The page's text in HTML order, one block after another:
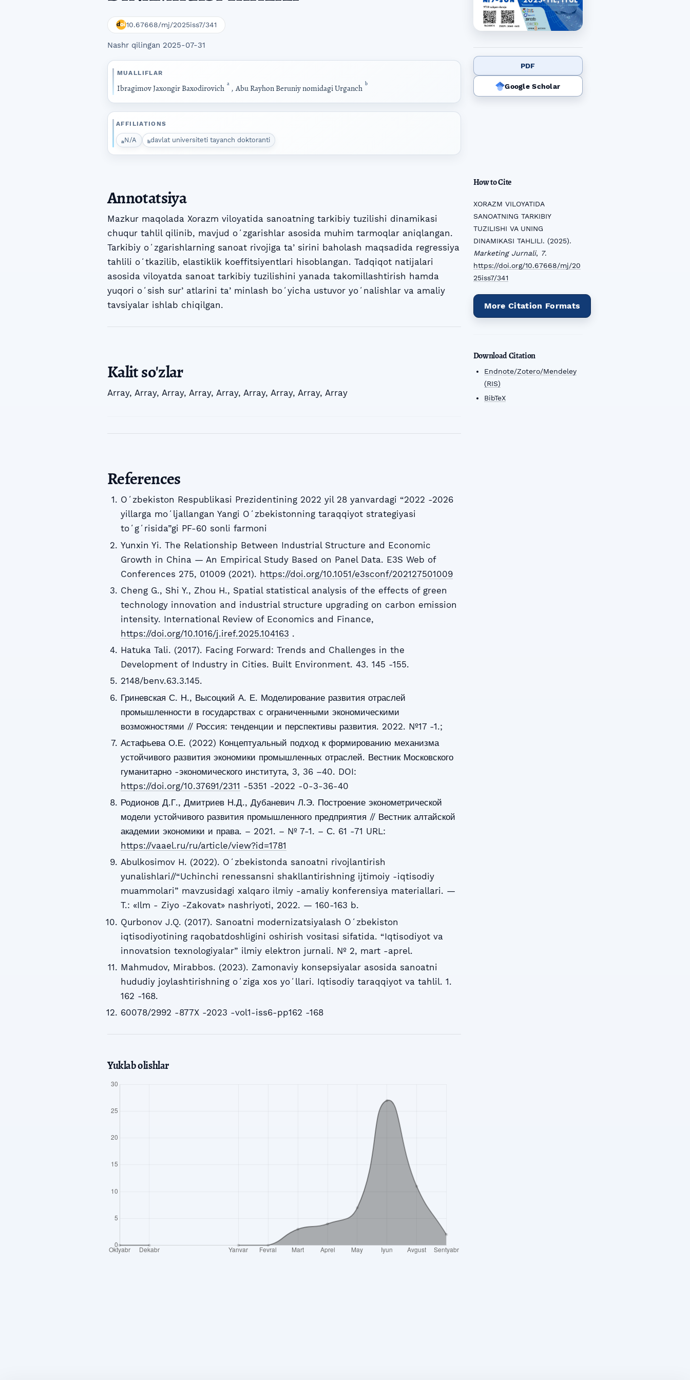
10.67668/mj/2025iss7/341
Nashr qilingan 2025-07-31
MUALLIFLAR
Ibragimov Jaxongir Baxodirovich a , Abu Rayhon Beruniy nomidagi Urganch b
AFFILIATIONS
aN/A bdavlat universiteti tayanch doktoranti
PDF
Google Scholar
How to Cite
XORAZM VILOYATIDA
SANOATNING TARKIBIY
TUZILISHI VA UNING
DINAMIKASI TAHLILI. (2025).
Marketing Jurnali, 7.
https://doi.org/10.67668/mj/20
25iss7/341
More Citation Formats
Download Citation
Endnote/Zotero/Mendeley
(RIS)
BibTeX
Annotatsiya
Mazkur maqolada Xorazm viloyatida sanoatning tarkibiy tuzilishi dinamikasi
chuqur tahlil qilinib, mavjud oʻzgarishlar asosida muhim tarmoqlar aniqlangan.
Tarkibiy oʻzgarishlarning sanoat rivojiga taʼsirini baholash maqsadida regressiya
tahlili oʻtkazilib, elastiklik koeffitsiyentlari hisoblangan. Tadqiqot natijalari
asosida viloyatda sanoat tarkibiy tuzilishini yanada takomillashtirish hamda
yuqori oʻsish surʼatlarini taʼminlash boʻyicha ustuvor yoʻnalishlar va amaliy
tavsiyalar ishlab chiqilgan.
Kalit so'zlar
Array, Array, Array, Array, Array, Array, Array, Array, Array
References
Oʻzbekiston Respublikasi Prezidentining 2022 yil 28 yanvardagi “2022 -2026
yillarga moʻljallangan Yangi Oʻzbekistonning taraqqiyot strategiyasi
toʻgʻrisida”gi PF-60 sonli farmoni
Yunxin Yi. The Relationship Between Industrial Structure and Economic
Growth in China — An Empirical Study Based on Panel Data. E3S Web of
Conferences 275, 01009 (2021). https://doi.org/10.1051/e3sconf/202127501009
Cheng G., Shi Y., Zhou H., Spatial statistical analysis of the effects of green
technology innovation and industrial structure upgrading on carbon emission
intensity. International Review of Economics and Finance,
https://doi.org/10.1016/j.iref.2025.104163 .
Hatuka Tali. (2017). Facing Forward: Trends and Challenges in the
Development of Industry in Cities. Built Environment. 43. 145 -155.
2148/benv.63.3.145.
Гриневская С. Н., Высоцкий А. Е. Моделирование развития отраслей
промышленности в государствах с ограниченными экономическими
возможностями // Россия: тенденции и перспективы развития. 2022. №17 -1.;
Астафьева О.Е. (2022) Концептуальный подход к формированию механизма
устойчивого развития экономики промышленных отраслей. Вестник Московского
гуманитарно -экономического института, 3, 36 –40. DOI:
https://doi.org/10.37691/2311 -5351 -2022 -0-3-36-40
Родионов Д.Г., Дмитриев Н.Д., Дубаневич Л.Э. Построение эконометрической
модели устойчивого развития промышленного предприятия // Вестник алтайской
академии экономики и права. – 2021. – № 7-1. – С. 61 -71 URL:
https://vaael.ru/ru/article/view?id=1781
Abulkosimov H. (2022). Oʻzbekistonda sanoatni rivojlantirish
yunalishlari//“Uchinchi renessansni shakllantirishning ijtimoiy -iqtisodiy
muammolari” mavzusidagi xalqaro ilmiy -amaliy konferensiya materiallari. —
T.: «Ilm - Ziyo -Zakovat» nashriyoti, 2022. — 160-163 b.
Qurbonov J.Q. (2017). Sanoatni modernizatsiyalash Oʻzbekiston
iqtisodiyotining raqobatdoshligini oshirish vositasi sifatida. “Iqtisodiyot va
innovatsion texnologiyalar” ilmiy elektron jurnali. № 2, mart -aprel.
Mahmudov, Mirabbos. (2023). Zamonaviy konsepsiyalar asosida sanoatni
hududiy joylashtirishning oʻziga xos yoʻllari. Iqtisodiy taraqqiyot va tahlil. 1.
162 -168.
60078/2992 -877X -2023 -vol1-iss6-pp162 -168
Yuklab olishlar